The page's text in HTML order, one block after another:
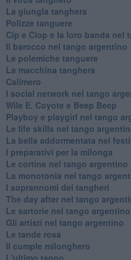
La giungla tanghera
Polizze tanguere
Cip e Ciop e la loro banda nel
Il barocco nel tango argentino
Le polemiche tanguere
La macchina tanghera
Calimero
​I social network nel tango
Wile E. Coyote e Beep Beep
Playboy e playgirl nel tango
Le life skills nel tango
La bella addormentata nel
I preparativi per la milonga
Le cortine nel tango argentino
La monotonia nel tango
I soprannomi dei tangheri
The day after nel tango
Le sartorie nel tango argentino
Gli artisti nel tango argentino
Le tande rosa
Il cumple milonghero
L'ultimo tango